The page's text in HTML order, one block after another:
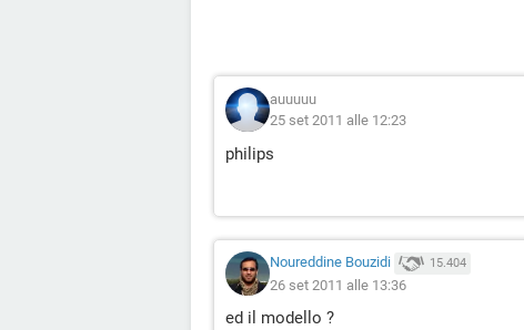
auuuuu
25 set 2011 alle 12:23
philips
Noureddine Bouzidi 15.404
26 set 2011 alle 13:36
ed il modello ?